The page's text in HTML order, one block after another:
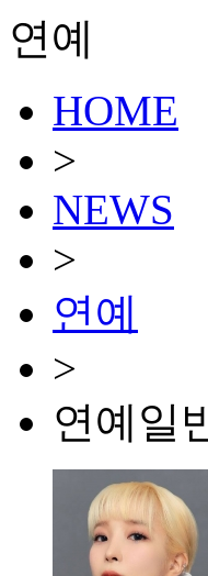
연예
HOME
>
NEWS
>
연예
>
연예일